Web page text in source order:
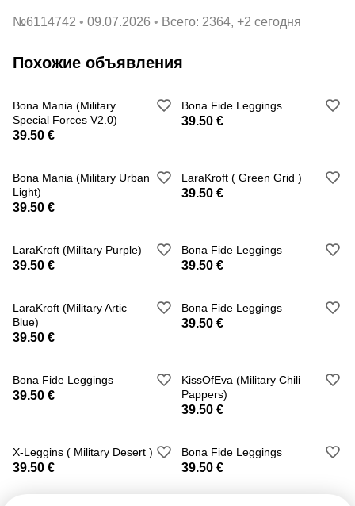
№6114742 09.07.2026 Всего: 2364, +2 сегодня
Похожие объявления
Bona Mania (Military
Special Forces V2.0)
39.50 €
Bona Fide Leggings
39.50 €
Bona Mania (Military Urban
Light)
39.50 €
LaraKroft ( Green Grid )
39.50 €
LaraKroft (Military Purple)
39.50 €
Bona Fide Leggings
39.50 €
LaraKroft (Military Artic
Blue)
39.50 €
Bona Fide Leggings
39.50 €
Bona Fide Leggings
39.50 €
KissOfEva (Military Chili
Pappers)
39.50 €
X-Leggins ( Military Desert )
39.50 €
Bona Fide Leggings
39.50 €